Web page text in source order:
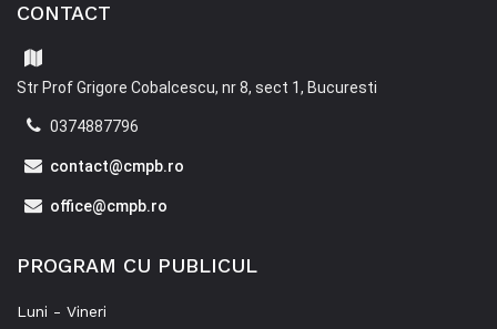
CONTACT
Str Prof Grigore Cobalcescu, nr 8, sect 1, Bucuresti
0374887796
contact@cmpb.ro
office@cmpb.ro
PROGRAM CU PUBLICUL
Luni - Vineri